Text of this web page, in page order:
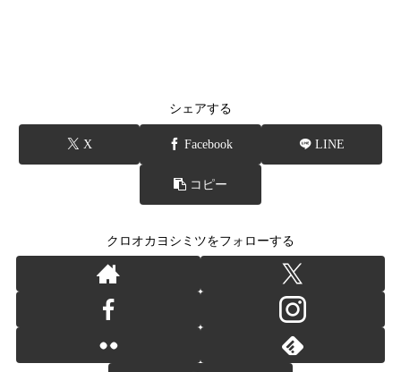
シェアする
X Facebook LINE
コピー
クロオカヨシミツをフォローする